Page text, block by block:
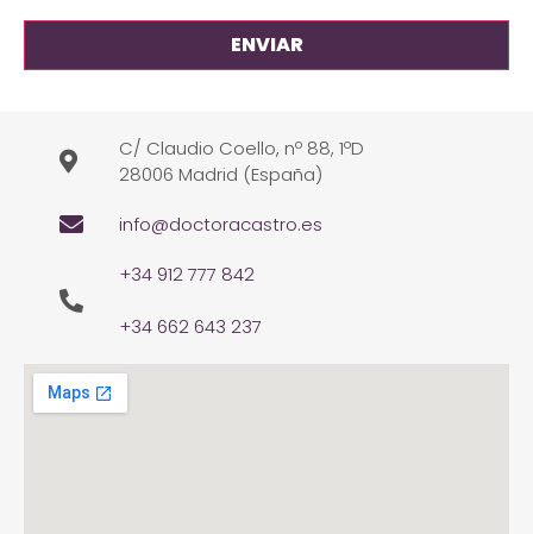
C/ Claudio Coello, nº 88, 1ºD
28006 Madrid (España)
info@doctoracastro.es
+34 912 777 842
+34 662 643 237